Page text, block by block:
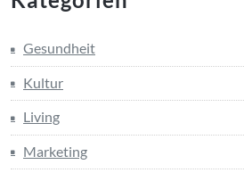
Gesundheit
Kultur
Living
Marketing